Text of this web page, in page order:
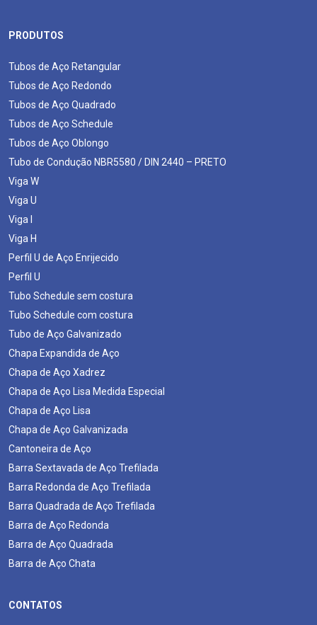
PRODUTOS
Tubos de Aço Retangular
Tubos de Aço Redondo
Tubos de Aço Quadrado
Tubos de Aço Schedule
Tubos de Aço Oblongo
Tubo de Condução NBR5580 / DIN 2440 – PRETO
Viga W
Viga U
Viga I
Viga H
Perfil U de Aço Enrijecido
Perfil U
Tubo Schedule sem costura
Tubo Schedule com costura
Tubo de Aço Galvanizado
Chapa Expandida de Aço
Chapa de Aço Xadrez
Chapa de Aço Lisa Medida Especial
Chapa de Aço Lisa
Chapa de Aço Galvanizada
Cantoneira de Aço
Barra Sextavada de Aço Trefilada
Barra Redonda de Aço Trefilada
Barra Quadrada de Aço Trefilada
Barra de Aço Redonda
Barra de Aço Quadrada
Barra de Aço Chata
CONTATOS